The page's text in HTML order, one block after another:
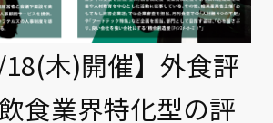
18(木)開催】外食評
食業界特化型の評